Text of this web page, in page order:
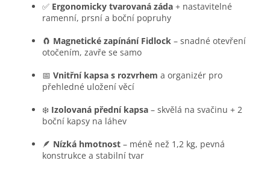
✅ Ergonomicky tvarovaná záda + nastavitelné
ramenní, prsní a boční popruhy
🧲 Magnetické zapínání Fidlock – snadné otevření
otočením, zavře se samo
📅 Vnitřní kapsa s rozvrhem a organizér pro
přehledné uložení věcí
❄️ Izolovaná přední kapsa – skvělá na svačinu + 2
boční kapsy na láhev
🪶 Nízká hmotnost – méně než 1,2 kg, pevná
konstrukce a stabilní tvar